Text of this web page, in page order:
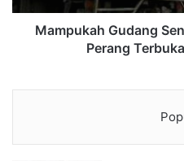
Mampukah Gudang
Perang